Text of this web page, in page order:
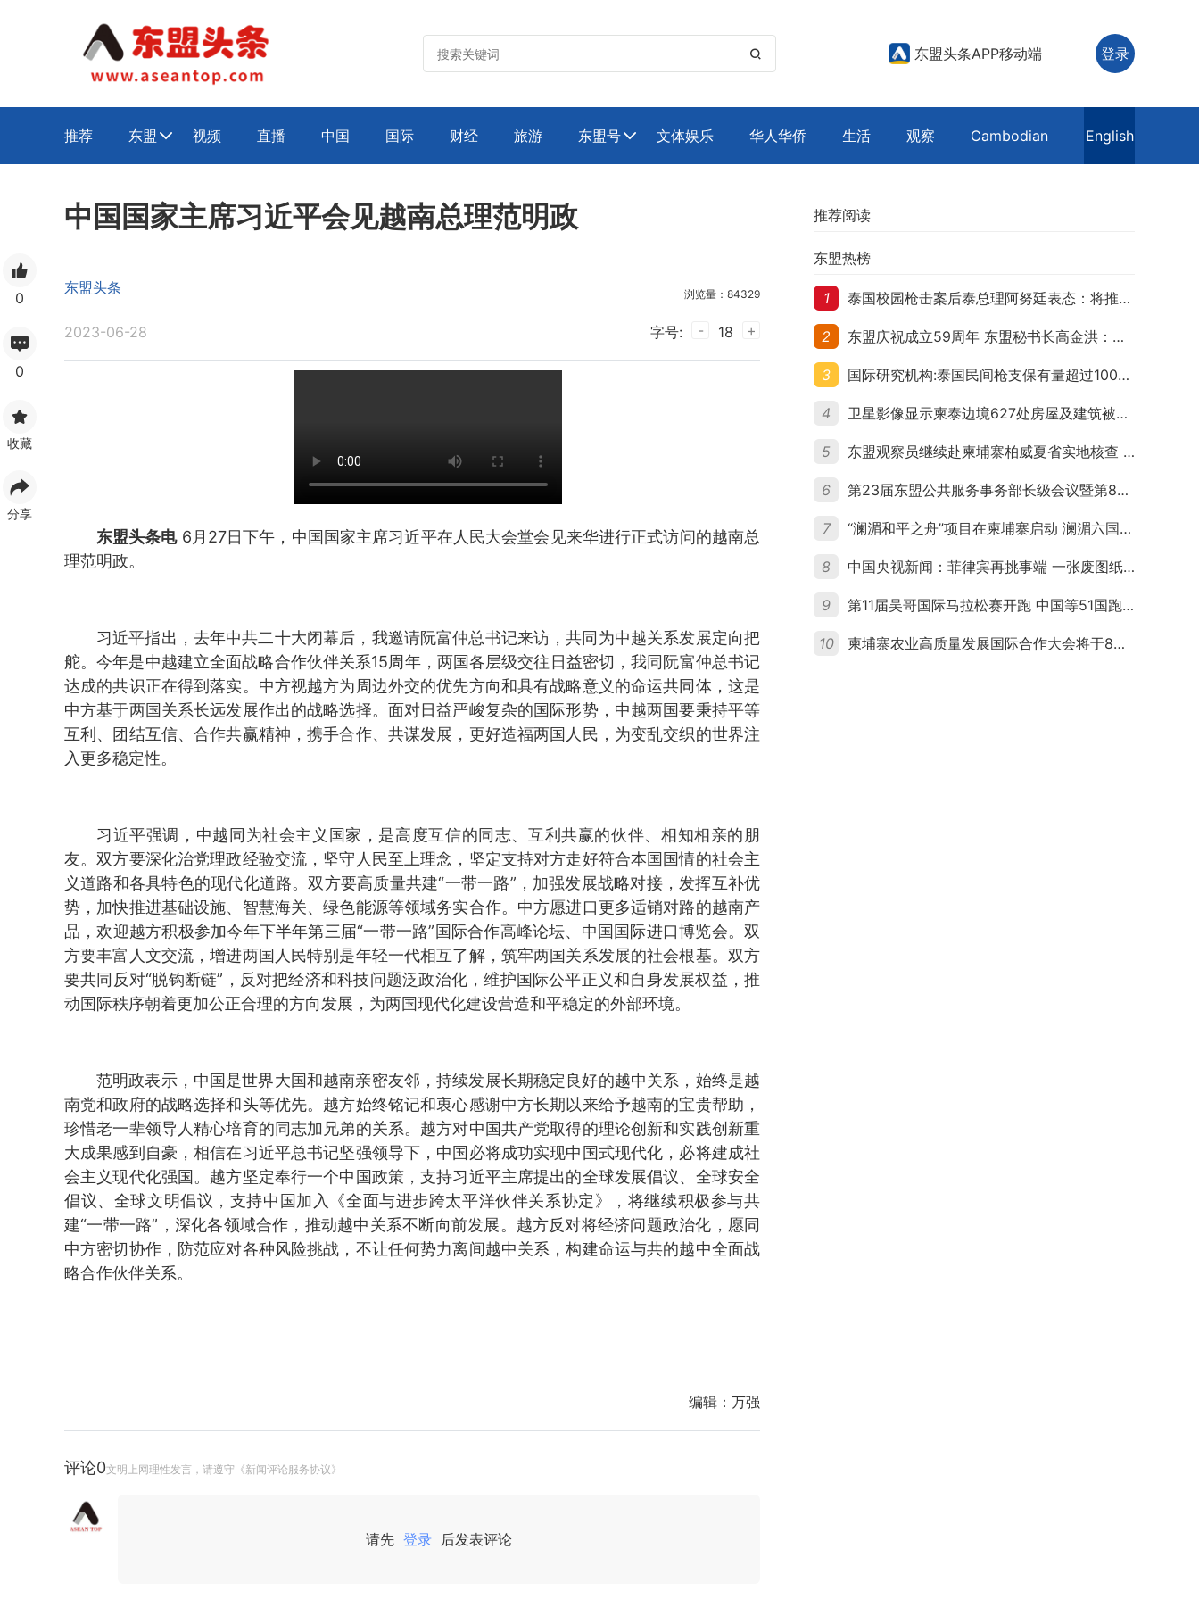
 东盟头条APP移动端 登录
推荐 东盟  视频 直播 中国 国际 财经 旅游 东盟号 文体娱乐 华人华侨 生活 观察 Cambodian English
0
0
收藏
分享
中国国家主席习近平会见越南总理范明政
东盟头条 浏览量：84329
2023-06-28 字号: - 18 +
东盟头条电6月27日下午，中国国家主席习近平在人民大会堂会见来华进行正式访问的越南总
理范明政。
习近平指出，去年中共二十大闭幕后，我邀请阮富仲总书记来访，共同为中越关系发展定向把
舵。今年是中越建立全面战略合作伙伴关系15周年，两国各层级交往日益密切，我同阮富仲总书记
达成的共识正在得到落实。中方视越方为周边外交的优先方向和具有战略意义的命运共同体，这是
中方基于两国关系长远发展作出的战略选择。面对日益严峻复杂的国际形势，中越两国要秉持平等
互利、团结互信、合作共赢精神，携手合作、共谋发展，更好造福两国人民，为变乱交织的世界注
入更多稳定性。
习近平强调，中越同为社会主义国家，是高度互信的同志、互利共赢的伙伴、相知相亲的朋
友。双方要深化治党理政经验交流，坚守人民至上理念，坚定支持对方走好符合本国国情的社会主
义道路和各具特色的现代化道路。双方要高质量共建“一带一路”，加强发展战略对接，发挥互补优
势，加快推进基础设施、智慧海关、绿色能源等领域务实合作。中方愿进口更多适销对路的越南产
品，欢迎越方积极参加今年下半年第三届“一带一路”国际合作高峰论坛、中国国际进口博览会。双
方要丰富人文交流，增进两国人民特别是年轻一代相互了解，筑牢两国关系发展的社会根基。双方
要共同反对“脱钩断链”，反对把经济和科技问题泛政治化，维护国际公平正义和自身发展权益，推
动国际秩序朝着更加公正合理的方向发展，为两国现代化建设营造和平稳定的外部环境。
范明政表示，中国是世界大国和越南亲密友邻，持续发展长期稳定良好的越中关系，始终是越
南党和政府的战略选择和头等优先。越方始终铭记和衷心感谢中方长期以来给予越南的宝贵帮助，
珍惜老一辈领导人精心培育的同志加兄弟的关系。越方对中国共产党取得的理论创新和实践创新重
大成果感到自豪，相信在习近平总书记坚强领导下，中国必将成功实现中国式现代化，必将建成社
会主义现代化强国。越方坚定奉行一个中国政策，支持习近平主席提出的全球发展倡议、全球安全
倡议、全球文明倡议，支持中国加入《全面与进步跨太平洋伙伴关系协定》，将继续积极参与共
建“一带一路”，深化各领域合作，推动越中关系不断向前发展。越方反对将经济问题政治化，愿同
中方密切协作，防范应对各种风险挑战，不让任何势力离间越中关系，构建命运与共的越中全面战
略合作伙伴关系。
编辑： 万强
评论0文明上网理性发言，请遵守《新闻评论服务协议》
请先 登录 后发表评论
推荐阅读
东盟热榜
1 泰国校园枪击案后泰总理阿努廷表态：将推动修法严控民众携枪
2 东盟庆祝成立59周年 东盟秘书长高金洪：加强团结合作应对跨国挑战
3 国际研究机构:泰国民间枪支保有量超过1000万 在东盟国家位居首位
4 卫星影像显示柬泰边境627处房屋及建筑被夷平 人权组织呼吁保护平民财产
5 东盟观察员继续赴柬埔寨柏威夏省实地核查 走访遭袭柬埔寨平民村庄
6 第23届东盟公共服务事务部长级会议暨第8届东盟与中日韩公共服务事务部长级会议在柬埔寨暹粒开幕
7 “澜湄和平之舟”项目在柬埔寨启动 澜湄六国青年共话和平与发展
8 中国央视新闻：菲律宾再挑事端 一张废图纸划不走中国黄岩岛
9 第11届吴哥国际马拉松赛开跑 中国等51国跑者齐聚暹粒
10 柬埔寨农业高质量发展国际合作大会将于8月20日举行